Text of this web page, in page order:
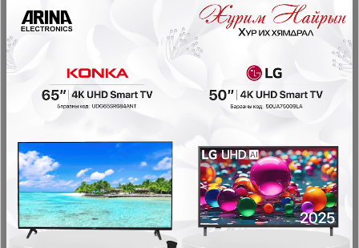
- 70,000₮
Homelux 9,2кг хагас автомат угаалгын машин /XPB92-
292ST/
Хагас автомат угаалгын машин